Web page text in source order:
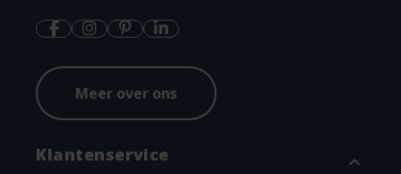
Meer over ons
Klantenservice expand_more